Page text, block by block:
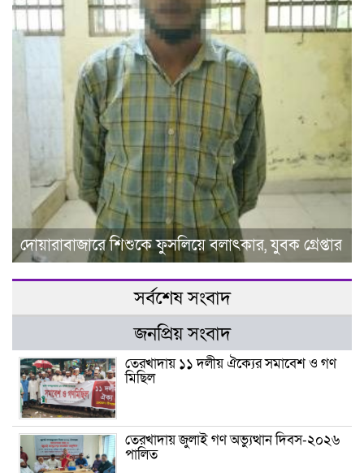
দোয়ারাবাজারে শিশুকে ফুসলিয়ে বলাৎকার, যুবক গ্রেপ্তার
সর্বশেষ সংবাদ
জনপ্রিয় সংবাদ
তেরখাদায় ১১ দলীয় ঐক্যের সমাবেশ ও গণ
মিছিল
তেরখাদায় জুলাই গণ অভ্যুত্থান দিবস-২০২৬
পালিত